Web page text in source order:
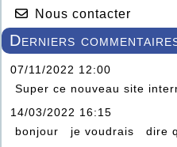
Nous contacter
Derniers
07/11/2022 12:00
Super ce nouveau site
14/03/2022 16:15
bonjour je voudrais dire